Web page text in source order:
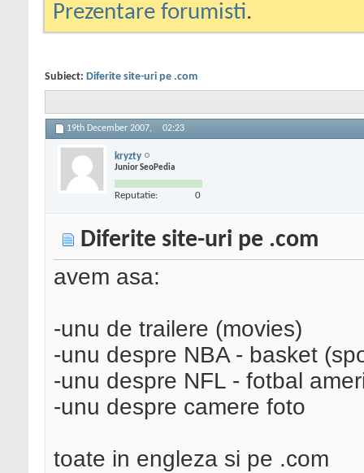
Prezentare forumisti.
Subiect: Diferite site-uri pe .com
19th December 2007, 02:23
kryzty
Junior SeoPedia
Reputatie: 0
Diferite site-uri pe .com
avem asa:
-unu de trailere (movies)
-unu despre NBA - basket
-unu despre NFL - fotbal
-unu despre camere foto
toate in engleza si pe .com